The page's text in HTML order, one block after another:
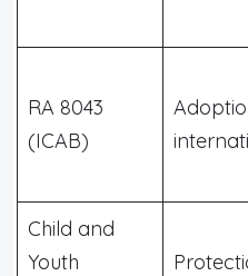
RA 8043
(ICAB)
Child and
Youth